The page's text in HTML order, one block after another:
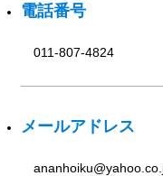
電話番号
011-807-4824
メールアドレス